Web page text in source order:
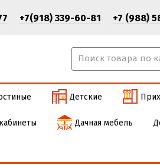
+7(918) 339-60-81 +7 (988)
Детские
Дачная мебель